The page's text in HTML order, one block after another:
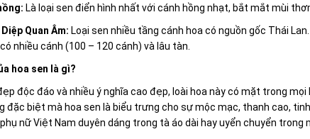
Là loại sen điển hình nhất với cánh hồng nhạt, bắt mắt mùi
Quan Âm: Loại sen nhiều tầng cánh hoa có nguồn gốc Thái
nhiều cánh (100 – 120 cánh) và lâu tàn.
hoa sen là gì?
độc đáo và nhiều ý nghĩa cao đẹp, loài hoa này có mặt trong
đặc biệt mà hoa sen là biểu trưng cho sự mộc mạc, thanh cao,
nữ Việt Nam duyên dáng trong tà áo dài hay uyển chuyển trong